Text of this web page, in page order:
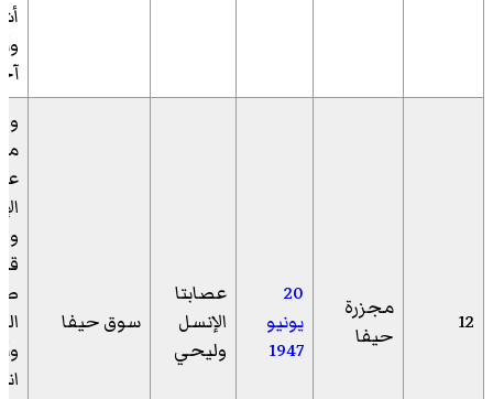
12
مجزرة
حيفا
20
يونيو
1947
عصابتا
الإنسل
وليحي
سوق حيفا